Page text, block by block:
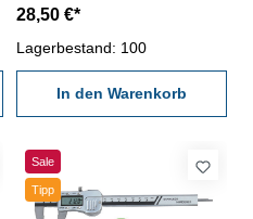
Ein/Aus-, Null-, und mm/inch-
Taste- Datenausgang RB2-
Ablesung 0,01 mm- in
Kunststoffkassette
28,50 €*
Lagerbestand: 100
In den Warenkorb
Sale
Tipp